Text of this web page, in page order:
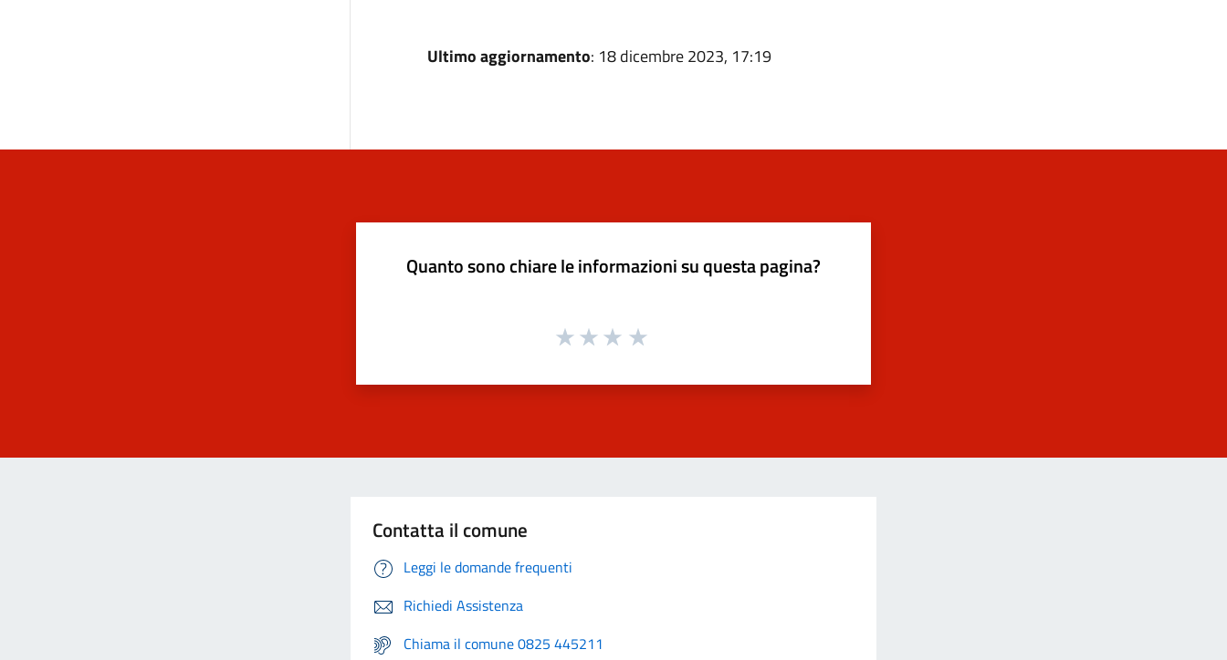
Ultimo aggiornamento: 18 dicembre 2023, 17:19
Quanto sono chiare le informazioni su questa pagina?
Contatta il comune
Leggi le domande frequenti
Richiedi Assistenza
Chiama il comune 0825 445211